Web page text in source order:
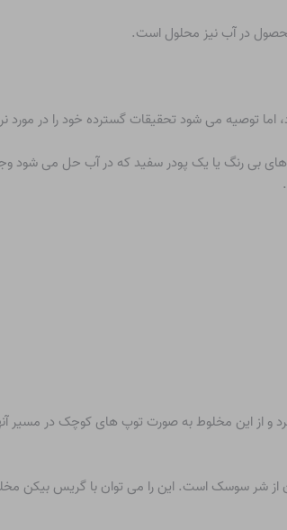
در آب نیز محلول است.
توصیه می شود تحقیقات گسترده خود را در مورد
بی رنگ یا یک پودر سفید که در آب حل می شود
و از این مخلوط به صورت توپ های کوچک در مسیر
از شر سوسک است. این را می توان با گریس